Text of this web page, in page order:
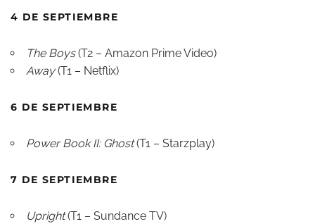
4 DE SEPTIEMBRE
The Boys(T2 – Amazon Prime Video)
Away(T1 – Netflix)
6 DE SEPTIEMBRE
Power Book II: Ghost(T1 – Starzplay)
7 DE SEPTIEMBRE
Upright(T1 – Sundance TV)